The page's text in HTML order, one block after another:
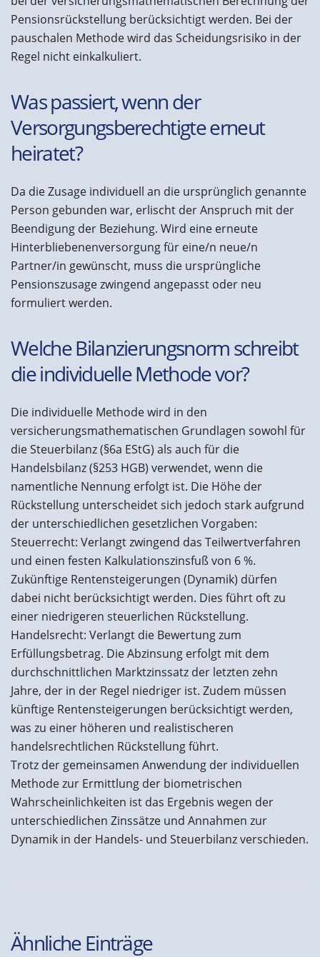
Pensionsrückstellung berücksichtigt werden. Bei der
pauschalen Methode wird das Scheidungsrisiko in der
Regel nicht einkalkuliert.
Was passiert, wenn der
Versorgungsberechtigte erneut
heiratet?
Da die Zusage individuell an die ursprünglich genannte
Person gebunden war, erlischt der Anspruch mit der
Beendigung der Beziehung. Wird eine erneute
Hinterbliebenenversorgung für eine/n neue/n
Partner/in gewünscht, muss die ursprüngliche
Pensionszusage zwingend angepasst oder neu
formuliert werden.
Welche Bilanzierungsnorm schreibt
die individuelle Methode vor?
Die individuelle Methode wird in den
versicherungsmathematischen Grundlagen sowohl für
die Steuerbilanz (§6a EStG) als auch für die
Handelsbilanz (§253 HGB) verwendet, wenn die
namentliche Nennung erfolgt ist. Die Höhe der
Rückstellung unterscheidet sich jedoch stark aufgrund
der unterschiedlichen gesetzlichen Vorgaben:
Steuerrecht: Verlangt zwingend das Teilwertverfahren
und einen festen Kalkulationszinsfuß von 6 %.
Zukünftige Rentensteigerungen (Dynamik) dürfen
dabei nicht berücksichtigt werden. Dies führt oft zu
einer niedrigeren steuerlichen Rückstellung.
Handelsrecht: Verlangt die Bewertung zum
Erfüllungsbetrag. Die Abzinsung erfolgt mit dem
durchschnittlichen Marktzinssatz der letzten zehn
Jahre, der in der Regel niedriger ist. Zudem müssen
künftige Rentensteigerungen berücksichtigt werden,
was zu einer höheren und realistischeren
handelsrechtlichen Rückstellung führt.
Trotz der gemeinsamen Anwendung der individuellen
Methode zur Ermittlung der biometrischen
Wahrscheinlichkeiten ist das Ergebnis wegen der
unterschiedlichen Zinssätze und Annahmen zur
Dynamik in der Handels- und Steuerbilanz verschieden.
Ähnliche Einträge